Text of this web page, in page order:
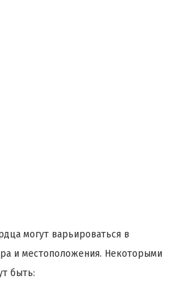
могут варьироваться в
и местоположения. Некоторыми
быть: